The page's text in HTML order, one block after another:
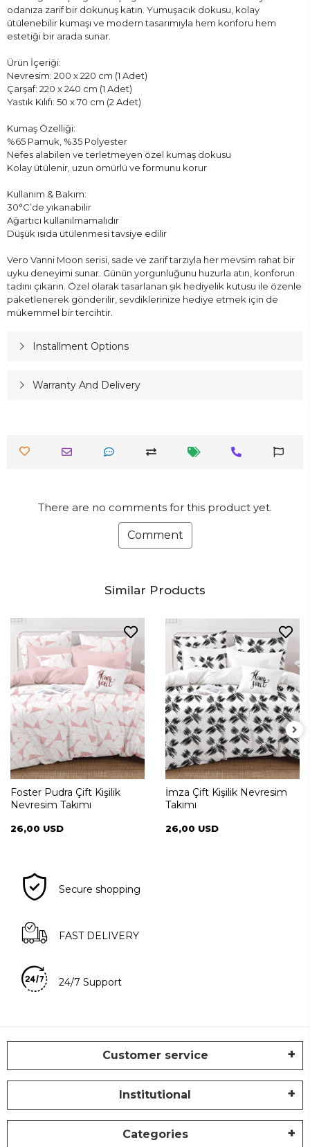
odanıza zarif bir dokunuş katın. Yumuşacık dokusu, kolay
ütülenebilir kumaşı ve modern tasarımıyla hem konforu hem
estetiği bir arada sunar.
Ürün İçeriği:
Nevresim: 200 x 220 cm (1 Adet)
Çarşaf: 220 x 240 cm (1 Adet)
Yastık Kılıfı: 50 x 70 cm (2 Adet)
Kumaş Özelliği:
%65 Pamuk, %35 Polyester
Nefes alabilen ve terletmeyen özel kumaş dokusu
Kolay ütülenir, uzun ömürlü ve formunu korur
Kullanım & Bakım:
30°C’de yıkanabilir
Ağartıcı kullanılmamalıdır
Düşük ısıda ütülenmesi tavsiye edilir
Vero Vanni Moon serisi, sade ve zarif tarzıyla her mevsim rahat bir
uyku deneyimi sunar. Günün yorgunluğunu huzurla atın, konforun
tadını çıkarın. Özel olarak tasarlanan şık hediyelik kutusu ile özenle
paketlenerek gönderilir, sevdiklerinize hediye etmek için de
mükemmel bir tercihtir.
Installment Options
Warranty And Delivery
There are no comments for this product yet.
Comment
Similar Products
Foster Pudra Çift Kişilik
Nevresim Takımı
26,00 USD
İmza Çift Kişilik Nevresim
Takımı
26,00 USD
Secure shopping
FAST DELIVERY
24/7 Support
Customer service
Institutional
Categories